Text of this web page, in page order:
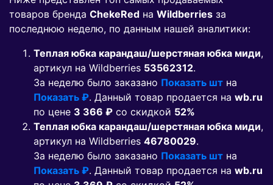
товаров бренда ChekeRed на Wildberries за
последнюю неделю, по данным нашей аналитики:
Теплая юбка карандаш/шерстяная юбка миди,
артикул на Wildberries 53562312.
За неделю было заказано Показать шт на
Показать ₽. Данный товар продается на wb.ru
по цене 3 366 ₽ co скидкой 52%
Теплая юбка карандаш/шерстяная юбка миди,
артикул на Wildberries 46780029.
За неделю было заказано Показать шт на
Показать ₽. Данный товар продается на wb.ru